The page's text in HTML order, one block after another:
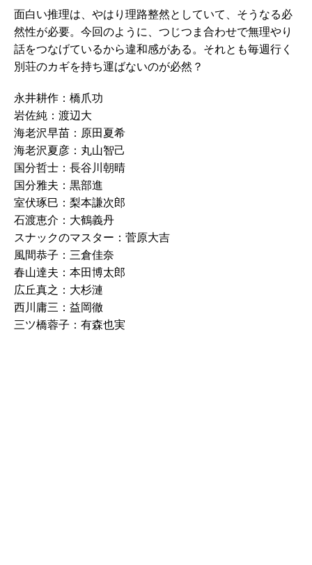
面白い推理は、やはり理路整然としていて、そうなる必
然性が必要。今回のように、つじつま合わせで無理やり
話をつなげているから違和感がある。それとも毎週行く
別荘のカギを持ち運ばないのが必然？
永井耕作：橋爪功
岩佐純：渡辺大
海老沢早苗：原田夏希
海老沢夏彦：丸山智己
国分哲士：長谷川朝晴
国分雅夫：黒部進
室伏琢巳：梨本謙次郎
石渡恵介：大鶴義丹
スナックのマスター：菅原大吉
風間恭子：三倉佳奈
春山達夫：本田博太郎
広丘真之：大杉漣
西川庸三：益岡徹
三ツ橋蓉子：有森也実